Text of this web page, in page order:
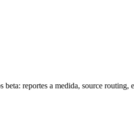
reportes a medida, source routing,